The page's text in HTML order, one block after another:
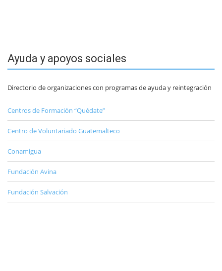
Ayuda y apoyos sociales
Directorio de organizaciones con programas de ayuda y reintegración
Centros de Formación “Quédate”
Centro de Voluntariado Guatemalteco
Conamigua
Fundación Avina
Fundación Salvación